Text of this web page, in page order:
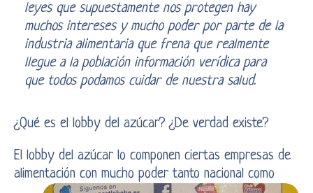
leyes que supuestamente nos protegen hay
muchos intereses y mucho poder por parte de la
industria alimentaria que frena que realmente
llegue a la población información verídica para
que todos podamos cuidar de nuestra salud.
¿Qué es el lobby del azúcar? ¿De verdad existe?
El lobby del azúcar lo componen ciertas empresas de
alimentación con mucho poder tanto nacional como